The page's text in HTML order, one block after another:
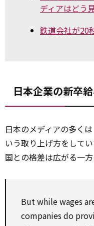
ディアはどう
鉄道会社が20
日本企業の新卒
日本のメディアの多く
いう取り上げ方をして
国との格差は広がる一方
Butwhilewages
companies do